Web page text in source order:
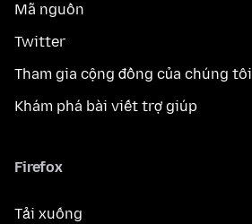
Mã nguồn
Twitter
Tham gia cộng đồng của chúng tôi
Khám phá bài viết trợ giúp
Firefox
Tải xuống